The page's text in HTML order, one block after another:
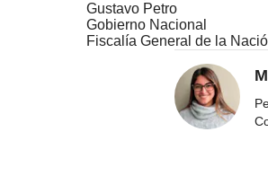
Gustavo Petro
Gobierno Nacional
Fiscalía General de la